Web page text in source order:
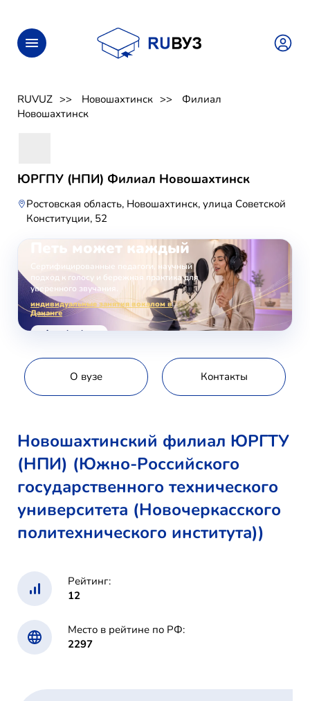
RUVUZ Новошахтинск
Филиал
Новошахтинск
ЮРГПУ (НПИ) Филиал Новошахтинск
Ростовская область, Новошахтинск, улица Советской
Конституции, 52
Петь может каждый
Сертифицированные педагоги, научный
подход к голосу и бережная практика для
уверенного звучания.
индивидуальные занятия вокалом в
Дананге
voice-school.com
О вузе Контакты
Новошахтинский филиал ЮРГТУ
(НПИ) (Южно-Российского
государственного технического
университета (Новочеркасского
политехнического института))
Рейтинг:
12
Место в рейтине по РФ:
2297